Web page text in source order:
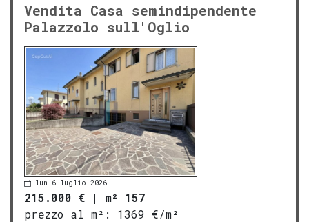
Vendita Casa semindipendente
Palazzolo sull'Oglio
lun 6 luglio 2026
215.000 € | m² 157
prezzo al m²:
1369 €/m²